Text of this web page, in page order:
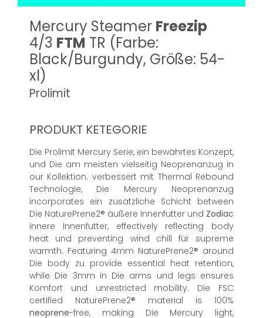
Mercury Steamer Freezip
4/3 FTM TR (Farbe:
Black/Burgundy, Größe: 54-
xl)
Prolimit
PRODUKT KETEGORIE
Die Prolimit Mercury Serie, ein bewährtes Konzept,
und Die am meisten vielseitig Neoprenanzug in
our Kollektion. verbessert mit Thermal Rebound
Technologie, Die Mercury Neoprenanzug
incorporates ein zusätzliche Schicht between
Die NaturePrene2® äußere Innenfutter und Zodiac
innere Innenfutter, effectively reflecting body
heat und preventing wind chill für supreme
warmth. Featuring 4mm NaturePrene2® around
Die body zu provide essential heat retention,
while Die 3mm in Die arms und legs ensures
Komfort und unrestricted mobility. Die FSC
certified NaturePrene2® material is 100%
neoprene-free, making Die Mercury light,